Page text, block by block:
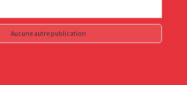
Aucune autre publication